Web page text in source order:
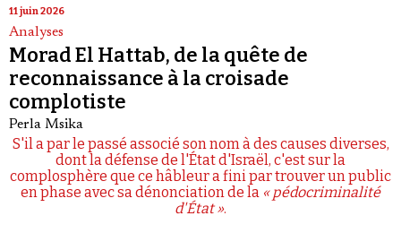
11 juin 2026
Analyses
Morad El Hattab, de la quête de
reconnaissance à la croisade
complotiste
Perla Msika
S'il a par le passé associé son nom à des causes diverses,
dont la défense de l'État d'Israël, c'est sur la
complosphère que ce hâbleur a fini par trouver un public
en phase avec sa dénonciation de la « pédocriminalité
d'État ».